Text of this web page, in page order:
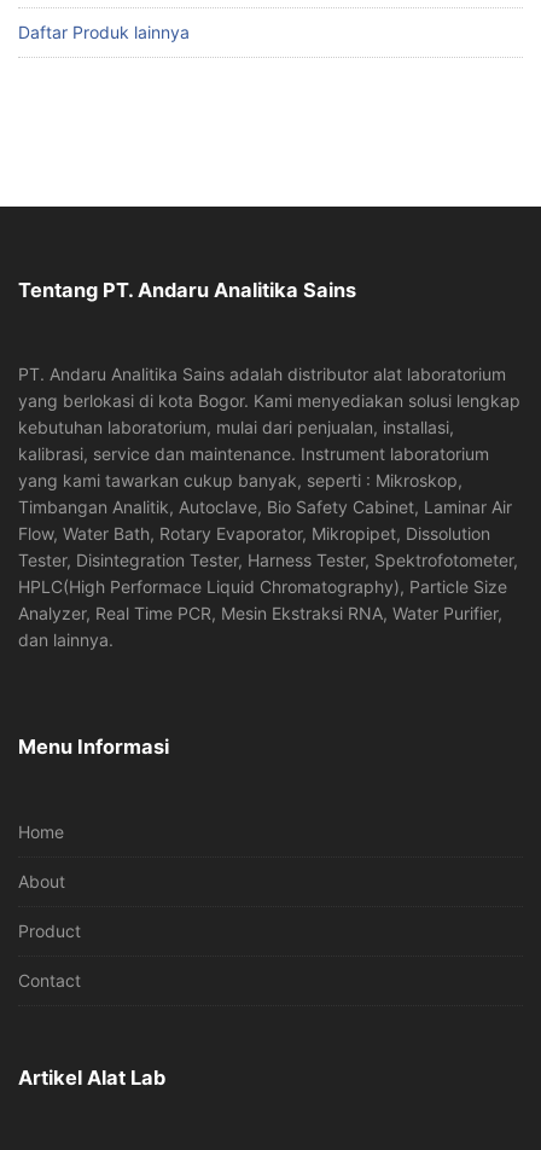
Daftar Produk lainnya
Tentang PT. Andaru Analitika Sains
PT. Andaru Analitika Sains adalah distributor alat laboratorium
yang berlokasi di kota Bogor. Kami menyediakan solusi lengkap
kebutuhan laboratorium, mulai dari penjualan, installasi,
kalibrasi, service dan maintenance. Instrument laboratorium
yang kami tawarkan cukup banyak, seperti : Mikroskop,
Timbangan Analitik, Autoclave, Bio Safety Cabinet, Laminar Air
Flow, Water Bath, Rotary Evaporator, Mikropipet, Dissolution
Tester, Disintegration Tester, Harness Tester, Spektrofotometer,
HPLC(High Performace Liquid Chromatography), Particle Size
Analyzer, Real Time PCR, Mesin Ekstraksi RNA, Water Purifier,
dan lainnya.
Menu Informasi
Home
About
Product
Contact
Artikel Alat Lab